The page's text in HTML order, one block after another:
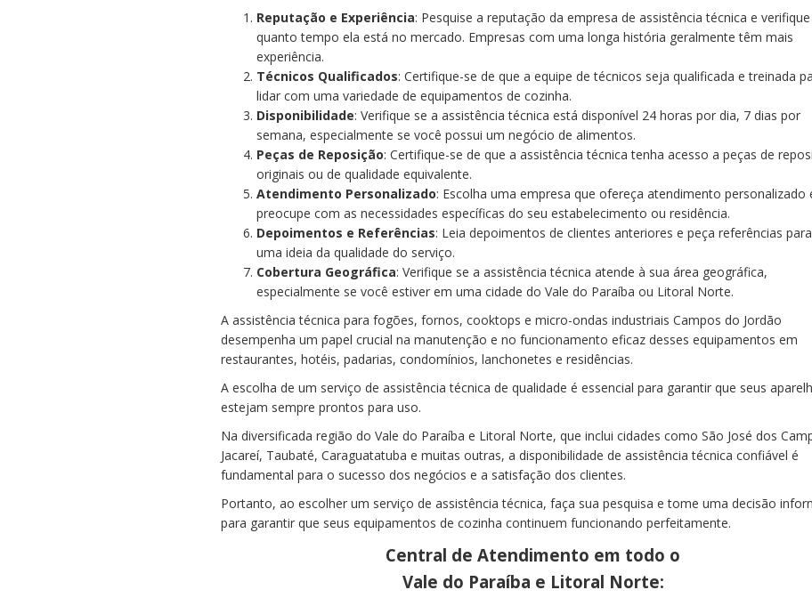
Reputação e Experiência: Pesquise a reputação da empresa de assistência técnica e verifique
quanto tempo ela está no mercado. Empresas com uma longa história geralmente têm mais
experiência.
Técnicos Qualificados: Certifique-se de que a equipe de técnicos seja qualificada e treinada
lidar com uma variedade de equipamentos de cozinha.
Disponibilidade: Verifique se a assistência técnica está disponível 24 horas por dia, 7 dias por
semana, especialmente se você possui um negócio de alimentos.
Peças de Reposição: Certifique-se de que a assistência técnica tenha acesso a peças de
originais ou de qualidade equivalente.
Atendimento Personalizado: Escolha uma empresa que ofereça atendimento personalizado
preocupe com as necessidades específicas do seu estabelecimento ou residência.
Depoimentos e Referências: Leia depoimentos de clientes anteriores e peça referências
uma ideia da qualidade do serviço.
Cobertura Geográfica: Verifique se a assistência técnica atende à sua área geográfica,
especialmente se você estiver em uma cidade do Vale do Paraíba ou Litoral Norte.
A assistência técnica para fogões, fornos, cooktops e micro-ondas industriais Campos do Jordão
desempenha um papel crucial na manutenção e no funcionamento eficaz desses equipamentos em
restaurantes, hotéis, padarias, condomínios, lanchonetes e residências.
A escolha de um serviço de assistência técnica de qualidade é essencial para garantir que seus
estejam sempre prontos para uso.
Na diversificada região do Vale do Paraíba e Litoral Norte, que inclui cidades como São José dos
Jacareí, Taubaté, Caraguatatuba e muitas outras, a disponibilidade de assistência técnica confiável é
fundamental para o sucesso dos negócios e a satisfação dos clientes.
Portanto, ao escolher um serviço de assistência técnica, faça sua pesquisa e tome uma decisão
para garantir que seus equipamentos de cozinha continuem funcionando perfeitamente.
Central de Atendimento em todo o
Vale do Paraíba e Litoral Norte: